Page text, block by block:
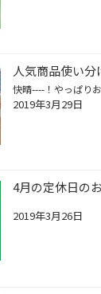
人気商品使い分
2019年3月29日
4月の定休日の
2019年3月26日